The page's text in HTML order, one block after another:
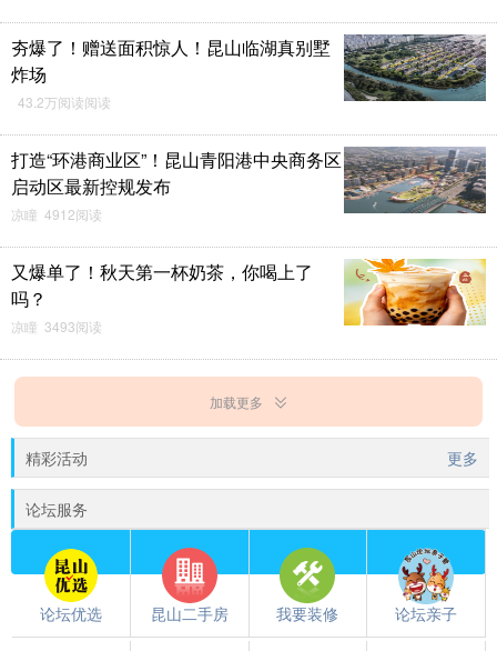
夯爆了！赠送面积惊人！昆山临湖真别墅
炸场
43.2万阅读阅读
打造“环港商业区”！昆山青阳港中央商务区
启动区最新控规发布
凉瞳 4912阅读
又爆单了！秋天第一杯奶茶，你喝上了
吗？
凉瞳 3493阅读
加载更多
精彩活动 更多
论坛服务
论坛优选 昆山二手房 我要装修 论坛亲子